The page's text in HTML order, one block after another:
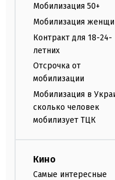
Мобилизация 50+
Мобилизация
Контракт для 18-24-
летних
Отсрочка от
мобилизации
Мобилизация в
сколько человек
мобилизует ТЦК
Кино
Самые интересные